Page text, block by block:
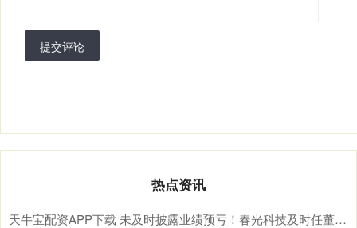
提交评论
热点资讯
天牛宝配资APP下载 未及时披露业绩预亏！春光科技及时任董事长、总经理被通报批评